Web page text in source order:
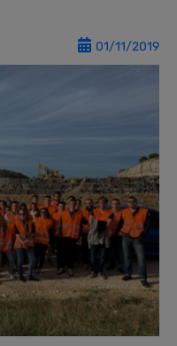
01/11/2019